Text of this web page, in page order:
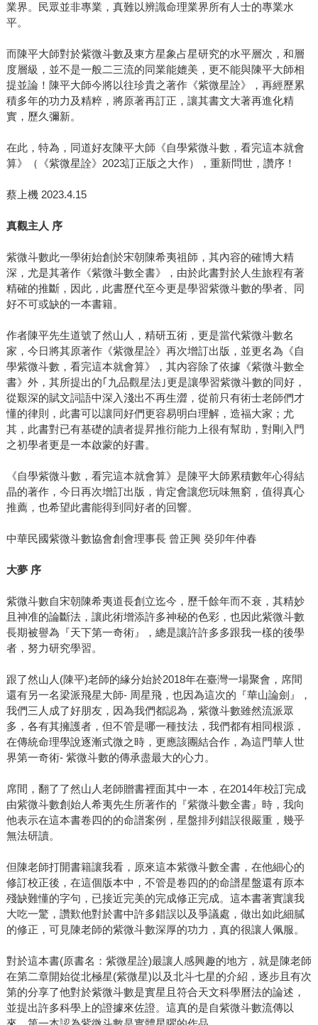
業界。民眾並非專業，真難以辨識命理業界所有人士的專業水
平。
而陳平大師對於紫微斗數及東方星象占星研究的水平層次，和層
度層級，並不是一般二三流的同業能媲美，更不能與陳平大師相
提並論！陳平大師今將以往珍貴之著作《紫微星詮》，再經歷累
積多年的功力及精粹，將原著再訂正，讓其書文大著再進化精
實，歷久彌新。
在此，特為，同道好友陳平大師《自學紫微斗數，看完這本就會
算》（《紫微星詮》2023訂正版之大作），重新問世，讚序！
蔡上機 2023.4.15
真觀主人 序
紫微斗數此一學術始創於宋朝陳希夷祖師，其內容的確博大精
深，尤是其著作《紫微斗數全書》，由於此書對於人生旅程有著
精確的推斷，因此，此書歷代至今更是學習紫微斗數的學者、同
好不可或缺的一本書籍。
作者陳平先生道號了然山人，精研五術，更是當代紫微斗數名
家，今日將其原著作《紫微星詮》再次增訂出版，並更名為《自
學紫微斗數，看完這本就會算》，其內容除了依據《紫微斗數全
書》外，其所提出的｢九品觀星法｣更是讓學習紫微斗數的同好，
從艱深的賦文詞語中深入淺出不再生澀，從前只有術士老師們才
懂的律則，此書可以讓同好們更容易明白理解，造福大家；尤
其，此書對已有基礎的讀者提昇推衍能力上很有幫助，對剛入門
之初學者更是一本啟蒙的好書。
《自學紫微斗數，看完這本就會算》是陳平大師累積數年心得結
晶的著作，今日再次增訂出版，肯定會讓您玩味無窮，值得真心
推薦，也希望此書能得到同好者的回響。
中華民國紫微斗數協會創會理事長 曾正興 癸卯年仲春
大夢 序
紫微斗數自宋朝陳希夷道長創立迄今，歷千餘年而不衰，其精妙
且神准的論斷法，讓此術增添許多神秘的色彩，也因此紫微斗數
長期被譽為『天下第一奇術』，總是讓許許多多跟我一樣的後學
者，努力研究學習。
跟了然山人(陳平)老師的緣分始於2018年在臺灣一場聚會，席間
還有另一名梁派飛星大師- 周星飛，也因為這次的『華山論劍』，
我們三人成了好朋友，因為我們都認為，紫微斗數雖然流派眾
多，各有其擁護者，但不管是哪一種技法，我們都有相同根源，
在傳統命理學說逐漸式微之時，更應該團結合作，為這門華人世
界第一奇術- 紫微斗數的傳承盡最大的心力。
席間，翻了了然山人老師贈書裡面其中一本，在2014年校訂完成
由紫微斗數創始人希夷先生所著作的『紫微斗數全書』時，我向
他表示在這本書卷四的的命譜案例，星盤排列錯誤很嚴重，幾乎
無法研讀。
但陳老師打開書籍讓我看，原來這本紫微斗數全書，在他細心的
修訂校正後，在這個版本中，不管是卷四的的命譜星盤還有原本
殘缺難懂的字句，已接近完美的完成修正完成。這本書著實讓我
大吃一驚，讚歎他對於書中許多錯誤以及爭議處，做出如此細膩
的修正，可見陳老師的紫微斗數深厚的功力，真的很讓人佩服。
對於這本書(原書名：紫微星詮)最讓人感興趣的地方，就是陳老師
在第二章開始從北極星(紫微星)以及北斗七星的介紹，逐步且有次
第的分享了他對於紫微斗數是實星且符合天文科學曆法的論述，
並提出許多科學上的證據來佐證。這真的是自紫微斗數流傳以